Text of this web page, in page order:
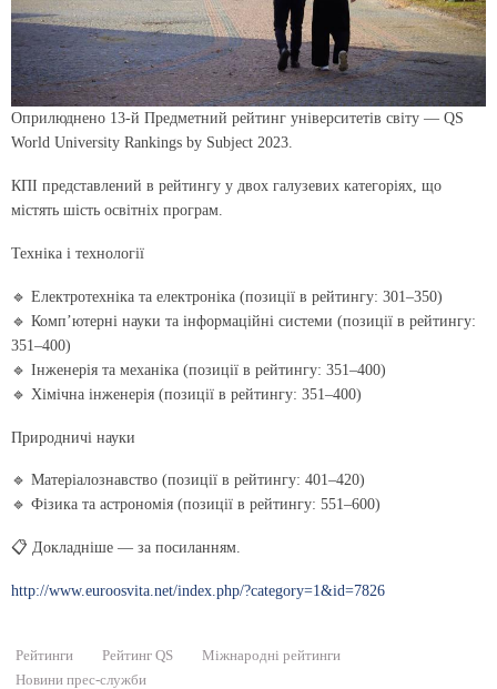
Оприлюднено 13-й Предметний рейтинг університетів світу — QS
World University Rankings by Subject 2023.
КПІ представлений в рейтингу у двох галузевих категоріях, що
містять шість освітніх програм.
Техніка і технології
🔹 Електротехніка та електроніка (позиції в рейтингу: 301–350)
🔹 Комп’ютерні науки та інформаційні системи (позиції в рейтингу:
351–400)
🔹 Інженерія та механіка (позиції в рейтингу: 351–400)
🔹 Хімічна інженерія (позиції в рейтингу: 351–400)
Природничі науки
🔹 Матеріалознавство (позиції в рейтингу: 401–420)
🔹 Фізика та астрономія (позиції в рейтингу: 551–600)
📋 Докладніше — за посиланням.
http://www.euroosvita.net/index.php/?category=1&id=7826
Рейтинги Рейтинг QS
Міжнародні рейтинги
Новини прес-служби